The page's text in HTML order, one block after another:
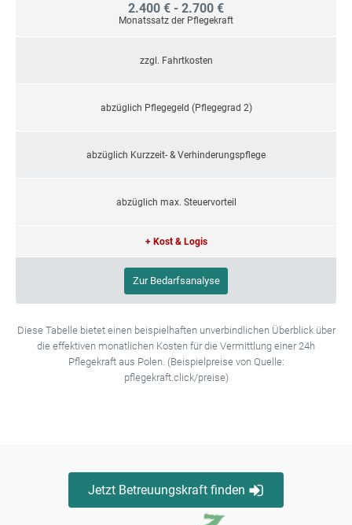
2.400 € - 2.700 €
Monatssatz der Pflegekraft
zzgl. Fahrtkosten
abzüglich Pflegegeld (Pflegegrad 2)
abzüglich Kurzzeit- & Verhinderungspflege
abzüglich max. Steuervorteil
+ Kost & Logis
Zur Bedarfsanalyse
Diese Tabelle bietet einen beispielhaften unverbindlichen Überblick über
die effektiven monatlichen Kosten für die Vermittlung einer 24h
Pflegekraft aus Polen. (Beispielpreise von Quelle:
pflegekraft.click/preise)
Jetzt Betreuungskraft finden